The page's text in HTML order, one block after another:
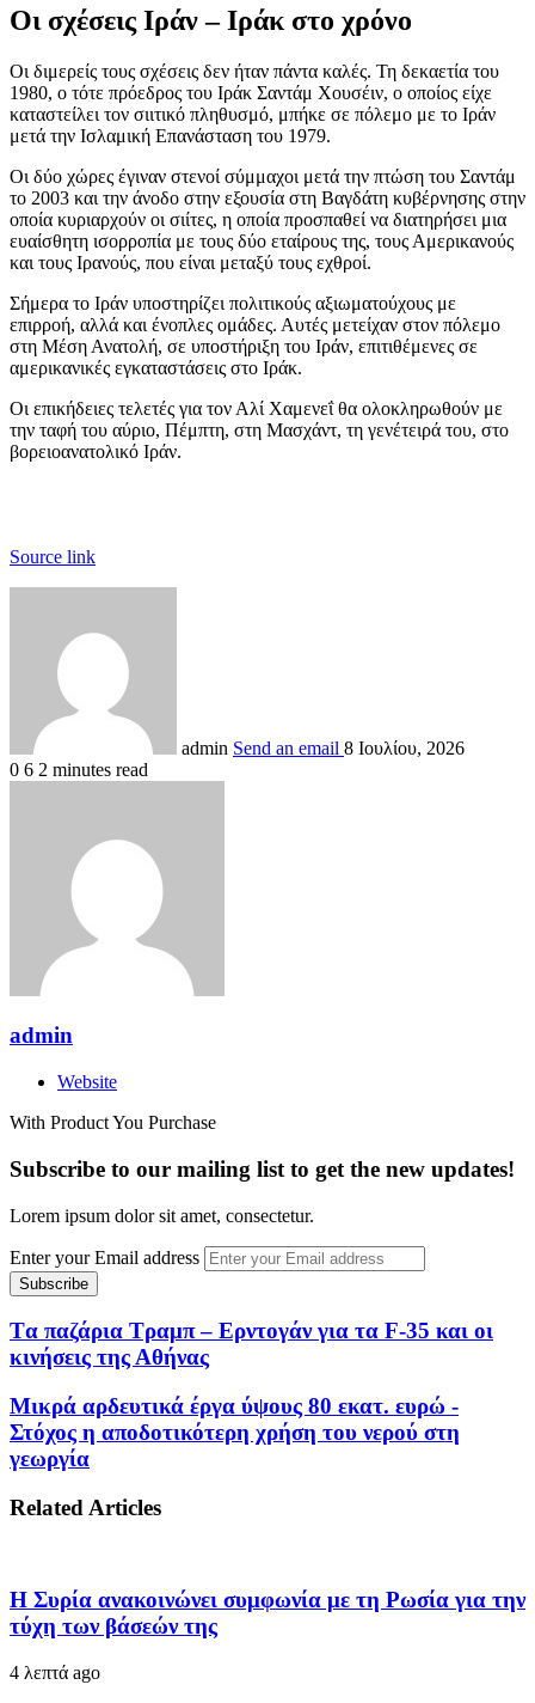
Οι σχέσεις Ιράν – Ιράκ στο χρόνο
Οι διμερείς τους σχέσεις δεν ήταν πάντα καλές. Τη δεκαετία του
1980, ο τότε πρόεδρος του Ιράκ Σαντάμ Χουσέιν, ο οποίος είχε
καταστείλει τον σιιτικό πληθυσμό, μπήκε σε πόλεμο με το Ιράν
μετά την Ισλαμική Επανάσταση του 1979.
Οι δύο χώρες έγιναν στενοί σύμμαχοι μετά την πτώση του Σαντάμ
το 2003 και την άνοδο στην εξουσία στη Βαγδάτη κυβέρνησης στην
οποία κυριαρχούν οι σιίτες, η οποία προσπαθεί να διατηρήσει μια
ευαίσθητη ισορροπία με τους δύο εταίρους της, τους Αμερικανούς
και τους Ιρανούς, που είναι μεταξύ τους εχθροί.
Σήμερα το Ιράν υποστηρίζει πολιτικούς αξιωματούχους με
επιρροή, αλλά και ένοπλες ομάδες. Αυτές μετείχαν στον πόλεμο
στη Μέση Ανατολή, σε υποστήριξη του Ιράν, επιτιθέμενες σε
αμερικανικές εγκαταστάσεις στο Ιράκ.
Οι επικήδειες τελετές για τον Αλί Χαμενεΐ θα ολοκληρωθούν με
την ταφή του αύριο, Πέμπτη, στη Μασχάντ, τη γενέτειρά του, στο
βορειοανατολικό Ιράν.
Source link
admin Send an email 8 Ιουλίου, 2026
0 6 2 minutes read
admin
Website
With Product You Purchase
Subscribe to our mailing list to get the new updates!
Lorem ipsum dolor sit amet, consectetur.
Enter your Email address
Tα παζάρια Τραμπ – Ερντογάν για τα F-35 και οι
κινήσεις της Αθήνας
Μικρά αρδευτικά έργα ύψους 80 εκατ. ευρώ -
Στόχος η αποδοτικότερη χρήση του νερού στη
γεωργία
Related Articles
Η Συρία ανακοινώνει συμφωνία με τη Ρωσία για την
τύχη των βάσεών της
4 λεπτά ago